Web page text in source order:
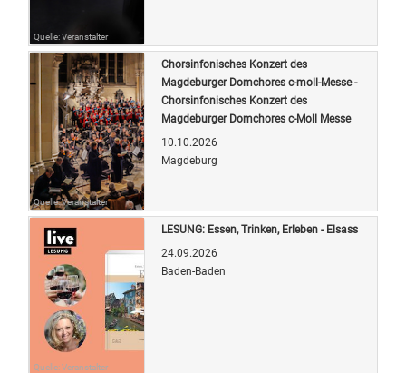
Quelle: Veranstalter
Quelle: Veranstalter
Chorsinfonisches Konzert des
Magdeburger Domchores c-moll-Messe -
Chorsinfonisches Konzert des
Magdeburger Domchores c-Moll Messe
10.10.2026
Magdeburg
Quelle: Veranstalter
LESUNG: Essen, Trinken, Erleben - Elsass
24.09.2026
Baden-Baden